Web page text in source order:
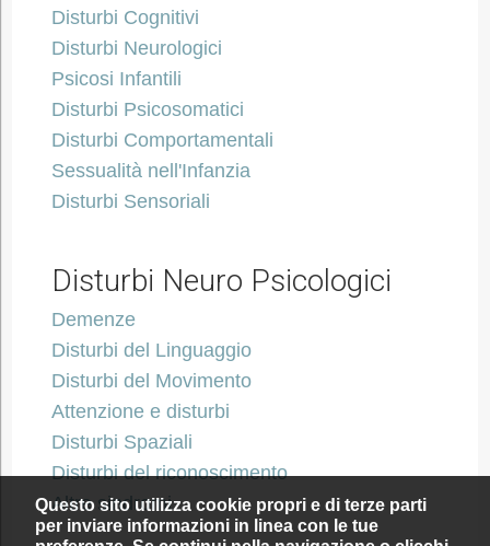
Disturbi Cognitivi
Disturbi Neurologici
Psicosi Infantili
Disturbi Psicosomatici
Disturbi Comportamentali
Sessualità nell'Infanzia
Disturbi Sensoriali
Disturbi Neuro Psicologici
Demenze
Disturbi del Linguaggio
Disturbi del Movimento
Attenzione e disturbi
Disturbi Spaziali
Disturbi del riconoscimento
Altre sindromi
Questo sito utilizza cookie propri e di terze parti
per inviare informazioni in linea con le tue